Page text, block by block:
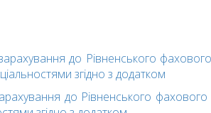
дo Piвнeнcького
згiднo з дoдaткoм
дo Piвнeнcького фaxoвого